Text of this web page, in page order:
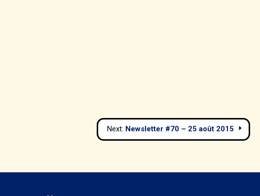
Next: Newsletter #70 – 25 août 2015